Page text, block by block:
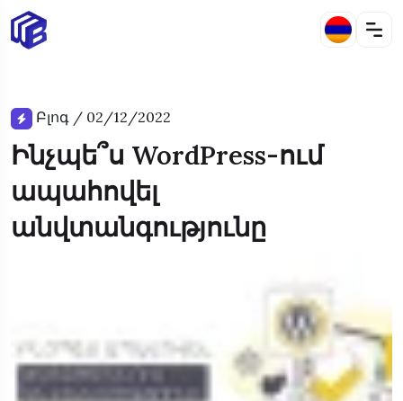
Բլոգ / 02/12/2022
Ինչպե՞ս WordPress-ում
ապահովել
անվտանգությունը